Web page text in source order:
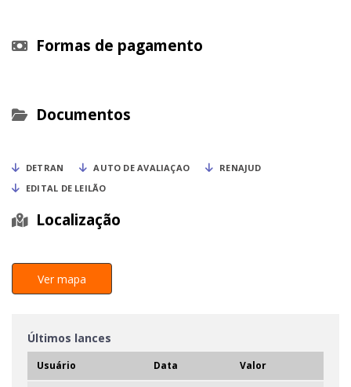
Formas de pagamento
Documentos
DETRAN AUTO DE AVALIAÇAO
RENAJUD
EDITAL DE LEILÃO
Localização
Ver mapa
Últimos lances
Usuário Data Valor